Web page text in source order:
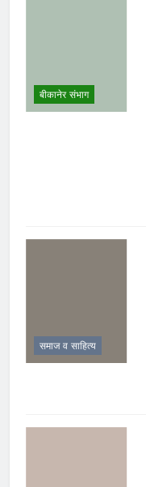
बीकानेर संभाग
समाज व साहित्य